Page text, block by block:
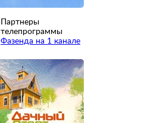
Партнеры
телепрограммы
Фазенда на 1 канале